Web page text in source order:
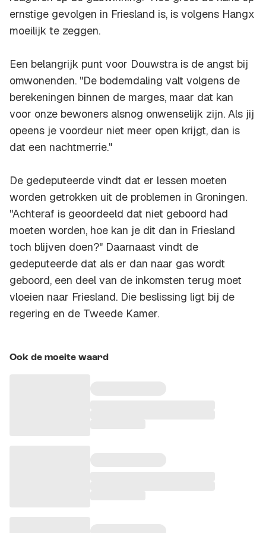
ernstige gevolgen in Friesland is, is volgens Hangx
moeilijk te zeggen.
Een belangrijk punt voor Douwstra is de angst bij
omwonenden. "De bodemdaling valt volgens de
berekeningen binnen de marges, maar dat kan
voor onze bewoners alsnog onwenselijk zijn. Als jij
opeens je voordeur niet meer open krijgt, dan is
dat een nachtmerrie."
De gedeputeerde vindt dat er lessen moeten
worden getrokken uit de problemen in Groningen.
"Achteraf is geoordeeld dat niet geboord had
moeten worden, hoe kan je dit dan in Friesland
toch blijven doen?" Daarnaast vindt de
gedeputeerde dat als er dan naar gas wordt
geboord, een deel van de inkomsten terug moet
vloeien naar Friesland. Die beslissing ligt bij de
regering en de Tweede Kamer.
Ook de moeite waard